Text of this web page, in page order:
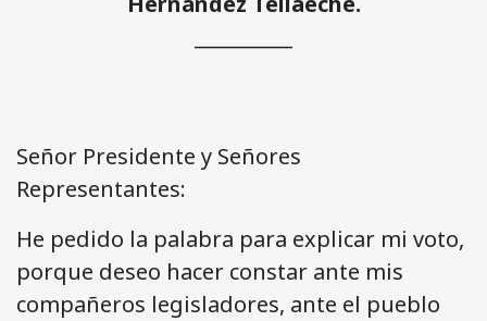
Señor Presidente y Señores
Representantes:
He pedido la palabra para explicar mi voto,
porque deseo hacer constar ante mis
compañeros legisladores, ante el pueblo